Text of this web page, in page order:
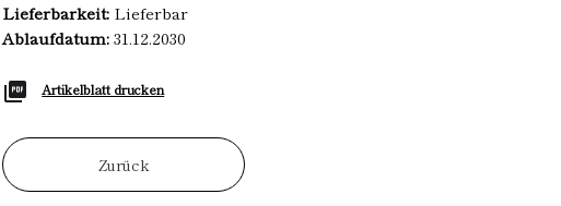
Lieferbarkeit: Lieferbar
Ablaufdatum: 31.12.2030
Artikelblatt drucken
Zurück